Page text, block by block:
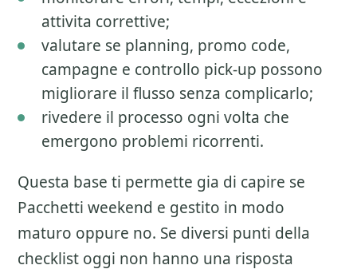
attivita correttive;
valutare se planning, promo code,
campagne e controllo pick-up possono
migliorare il flusso senza complicarlo;
rivedere il processo ogni volta che
emergono problemi ricorrenti.
Questa base ti permette gia di capire se
Pacchetti weekend e gestito in modo
maturo oppure no. Se diversi punti della
checklist oggi non hanno una risposta